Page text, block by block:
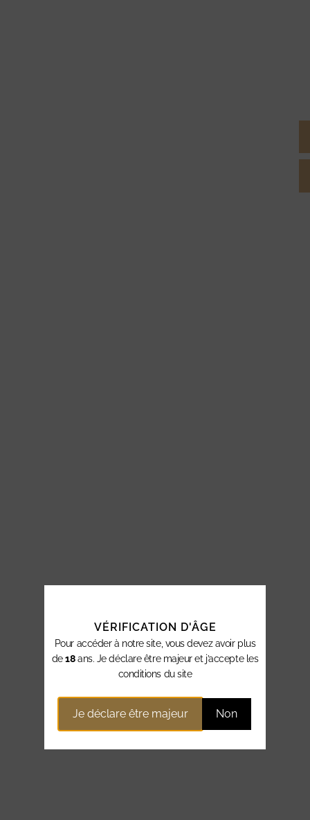
VÉRIFICATION D'ÂGE
Pour accéder à notre site, vous devez avoir plus
de18ans. Je déclare être majeur et j’accepte les
conditions du site
Je déclare être majeur Non